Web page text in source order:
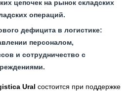
цепочек на рынок складских
операций.
дефицита в логистике:
персоналом,
и сотрудничество с
Ural состоится при поддержке